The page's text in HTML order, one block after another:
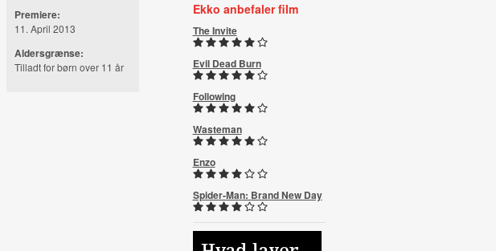
Premiere:
11. April 2013
Aldersgrænse:
Tilladt for børn over 11 år
Ekko anbefaler film
The Invite
Evil Dead Burn
Following
Wasteman
Enzo
Spider-Man: Brand New Day